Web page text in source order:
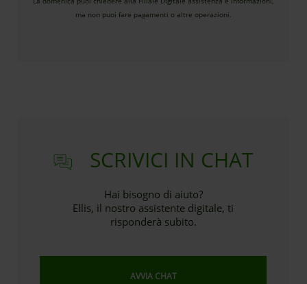
ma non puoi fare pagamenti o altre operazioni.
SCRIVICI IN CHAT
Hai bisogno di aiuto?
Ellis, il nostro assistente digitale, ti
risponderà subito.
AVVIA CHAT